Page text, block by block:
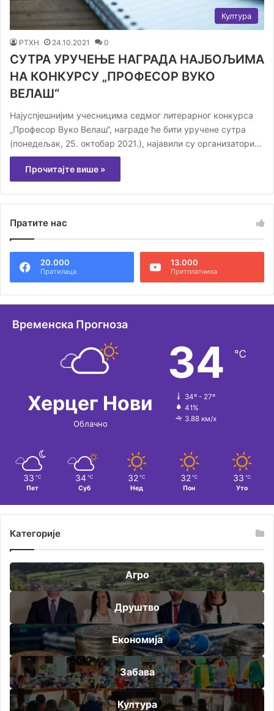
Култура
РТХН 24.10.2021 0
СУТРА УРУЧЕЊЕ НАГРАДА НАЈБОЉИМА
НА КОНКУРСУ „ПРОФЕСОР ВУКО
ВЕЛАШ“
Најуспјешнијим учесницима седмог литерарног конкурса
„Професор Вуко Велаш“, награде ће бити уручене сутра
(понедељак, 25. октобар 2021.), најавили су организатори…
Прочитајте више »
Пратите нас
20.000
Пратилаца
13.000
Претплатника
Временска Прогноза
Херцег Нови
Облачно
34 ℃
34º - 27º
41%
3.88 км/х
33 ℃
Пет
34 ℃
Суб
32 ℃
Нед
32 ℃
Пон
33 ℃
Уто
Категорије
Агро
Друштво
Економија
Забава
Култура